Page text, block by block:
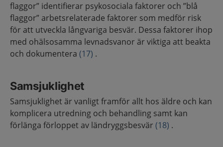
flaggor” identifierar psykosociala faktorer och ”blå
flaggor” arbetsrelaterade faktorer som medför risk
för att utveckla långvariga besvär. Dessa faktorer ihop
med ohälsosamma levnadsvanor är viktiga att beakta
och dokumentera (17) .
Samsjuklighet
Samsjuklighet är vanligt framför allt hos äldre och kan
komplicera utredning och behandling samt kan
förlänga förloppet av ländryggsbesvär (18) .